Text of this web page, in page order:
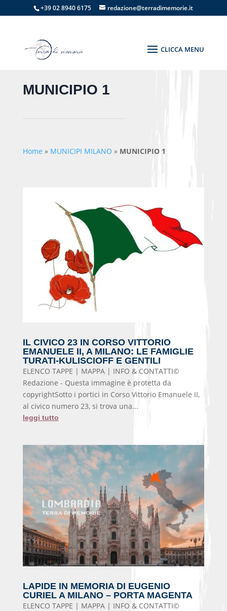
+39 02 8940 6175 redazione@terradimemorie.it
MUNICIPIO 1
Home » MUNICIPI MILANO » MUNICIPIO 1
IL CIVICO 23 IN CORSO VITTORIO
EMANUELE II, A MILANO: LE FAMIGLIE
TURATI-KULISCIOFF E GENTILI
ELENCO TAPPE | MAPPA | INFO & CONTATTI©
Redazione - Questa immagine è protetta da
copyrightSotto i portici in Corso Vittorio Emanuele II,
al civico numero 23, si trova una...
leggi tutto
LAPIDE IN MEMORIA DI EUGENIO
CURIEL A MILANO – PORTA MAGENTA
ELENCO TAPPE | MAPPA | INFO & CONTATTI©